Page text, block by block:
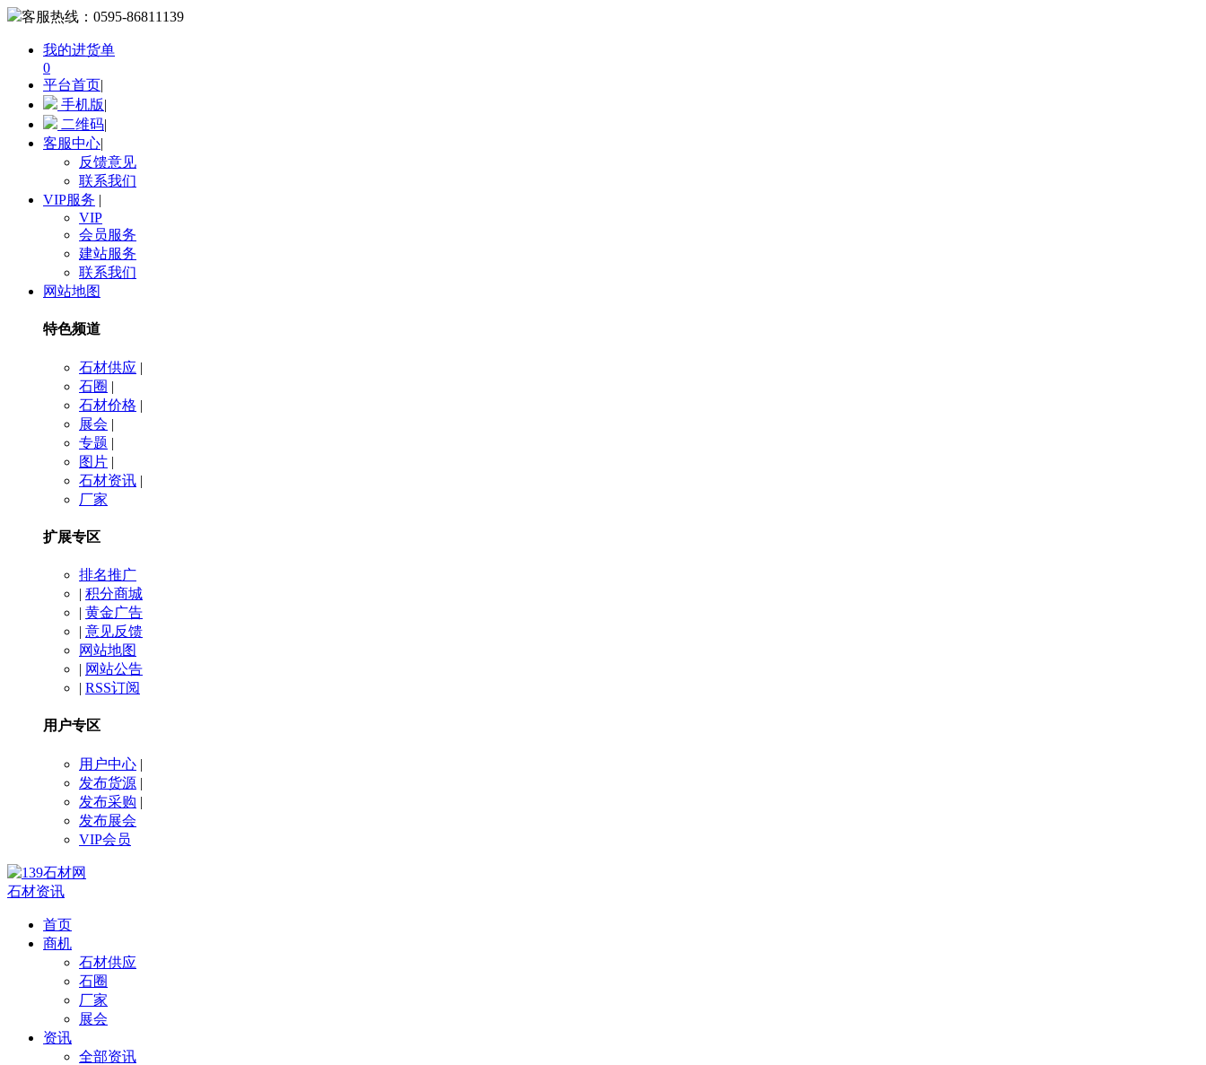
客服热线： 0595-86811139
我的进货单
0
平台首页|
手机版|
二维码|
客服中心|
反馈意见
联系我们
VIP服务 |
VIP
会员服务
建站服务
联系我们
网站地图
特色频道
石材供应 |
石圈 |
石材价格 |
展会 |
专题 |
图片 |
石材资讯 |
厂家
扩展专区
排名推广
| 积分商城
| 黄金广告
| 意见反馈
网站地图
| 网站公告
| RSS订阅
用户专区
用户中心 |
发布货源 |
发布采购 |
发布展会
VIP会员
石材资讯
首页
商机
石材供应
石圈
厂家
展会
资讯
全部资讯